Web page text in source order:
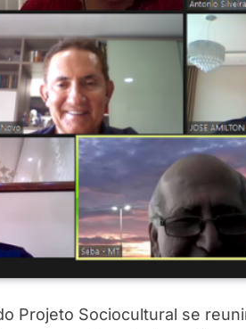
Projeto Sociocultural se